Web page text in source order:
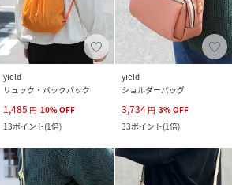
yield
リュック・バックパック
1,485 円 10%OFF
13ポイント(1倍)
yield
ショルダーバッグ
3,734 円 3%OFF
33ポイント(1倍)